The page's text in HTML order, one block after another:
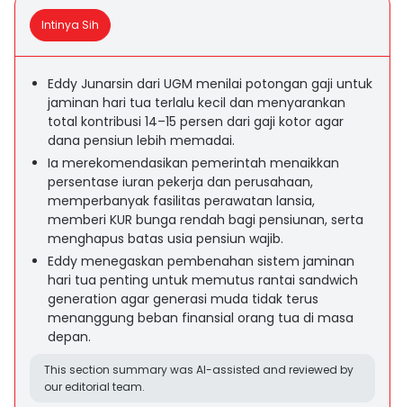
Intinya Sih
Eddy Junarsin dari UGM menilai potongan gaji untuk
jaminan hari tua terlalu kecil dan menyarankan
total kontribusi 14–15 persen dari gaji kotor agar
dana pensiun lebih memadai.
Ia merekomendasikan pemerintah menaikkan
persentase iuran pekerja dan perusahaan,
memperbanyak fasilitas perawatan lansia,
memberi KUR bunga rendah bagi pensiunan, serta
menghapus batas usia pensiun wajib.
Eddy menegaskan pembenahan sistem jaminan
hari tua penting untuk memutus rantai sandwich
generation agar generasi muda tidak terus
menanggung beban finansial orang tua di masa
depan.
This section summary was AI-assisted and reviewed by
our editorial team.